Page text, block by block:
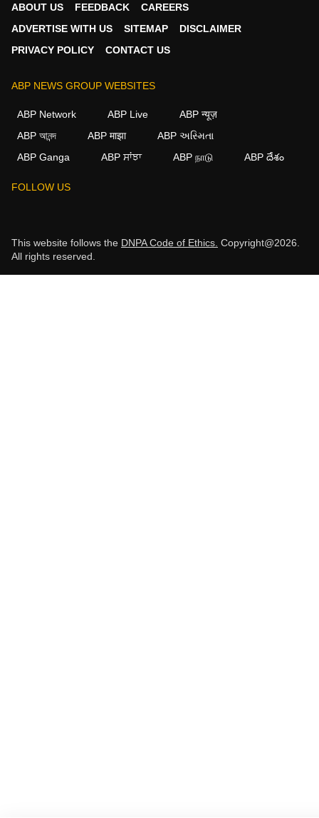
ABOUT US FEEDBACK
CAREERS
ADVERTISE WITH US
SITEMAP
DISCLAIMER
PRIVACY POLICY
CONTACT US
ABP NEWS GROUP WEBSITES
ABP Network ABP Live
ABP न्यूज़
ABP আনন্দ
ABP माझा
ABP અસ્મિતા
ABP Ganga
ABP ਸਾਂਝਾ ABP நாடு ABP దేశం
FOLLOW US
This website follows the DNPA Code of Ethics. Copyright@2026.
All rights reserved.